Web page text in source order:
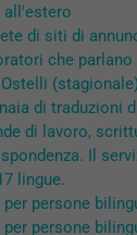
all'estero
di siti di
che parlano
(stagionale)
di traduzioni
di lavoro,
Il
lingue.
persone
persone